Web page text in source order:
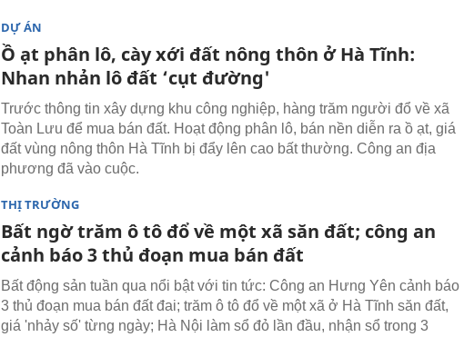
DỰ ÁN
Ồ ạt phân lô, cày xới đất nông thôn ở Hà Tĩnh:
Nhan nhản lô đất ‘cụt đường'
Trước thông tin xây dựng khu công nghiệp, hàng trăm người đổ về xã
Toàn Lưu để mua bán đất. Hoạt động phân lô, bán nền diễn ra ồ ạt, giá
đất vùng nông thôn Hà Tĩnh bị đẩy lên cao bất thường. Công an địa
phương đã vào cuộc.
THỊ TRƯỜNG
Bất ngờ trăm ô tô đổ về một xã săn đất; công an
cảnh báo 3 thủ đoạn mua bán đất
Bất động sản tuần qua nổi bật với tin tức: Công an Hưng Yên cảnh báo
3 thủ đoạn mua bán đất đai; trăm ô tô đổ về một xã ở Hà Tĩnh săn đất,
giá 'nhảy số' từng ngày; Hà Nội làm sổ đỏ lần đầu, nhận sổ trong 3